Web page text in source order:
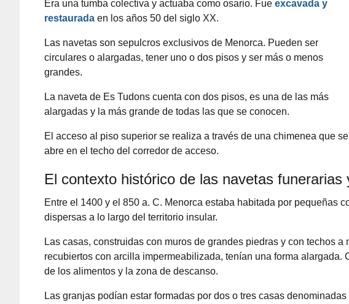
Era una tumba colectiva y actuaba como osario. Fue excavada y
restaurada en los años 50 del siglo XX.
Las navetas son sepulcros exclusivos de Menorca. Pueden ser
circulares o alargadas, tener uno o dos pisos y ser más o menos
grandes.
La naveta de Es Tudons cuenta con dos pisos, es una de las más
alargadas y la más grande de todas las que se conocen.
El acceso al piso superior se realiza a través de una chimenea que se
abre en el techo del corredor de acceso.
El contexto histórico de las navetas
Entre el 1400 y el 850 a. C. Menorca estaba habitada por pequeñas
dispersas a lo largo del territorio insular.
Las casas, construidas con muros de grandes piedras y con techos
recubiertos con arcilla impermeabilizada, tenían una forma
de los alimentos y la zona de descanso.
Las granjas podían estar formadas por dos o tres casas